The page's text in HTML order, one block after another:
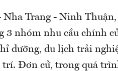
Trang - Ninh
3 nhóm nhu cầu chính
dưỡng, du lịch trải
Đơn cử, trong quá